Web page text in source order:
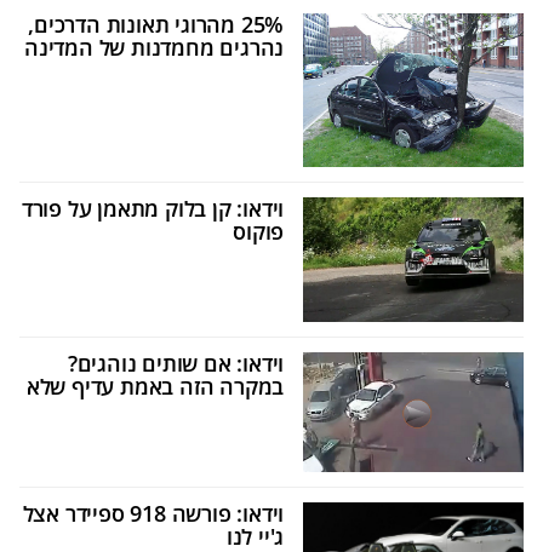
25% מהרוגי תאונות הדרכים,
נהרגים מחמדנות של המדינה
וידאו: קן בלוק מתאמן על פורד
פוקוס
וידאו: אם שותים נוהגים?
במקרה הזה באמת עדיף שלא
וידאו: פורשה 918 ספיידר אצל
ג'יי לנו